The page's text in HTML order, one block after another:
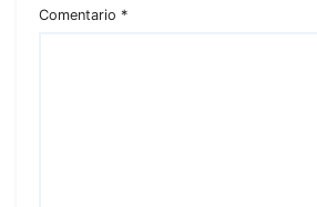
Comentario *